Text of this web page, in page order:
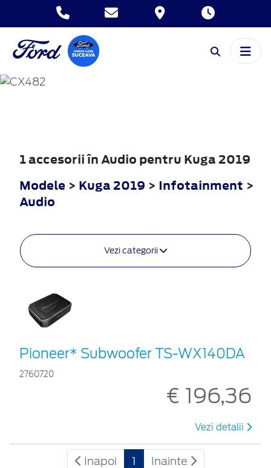
KUGA
1 accesorii în Audio pentru Kuga 2019
Modele > Kuga 2019 > Infotainment >
Audio
Vezi categorii
Pioneer* Subwoofer TS-WX140DA
2760720
€ 196,36
Vezi detalii
Inapoi 1 Inainte